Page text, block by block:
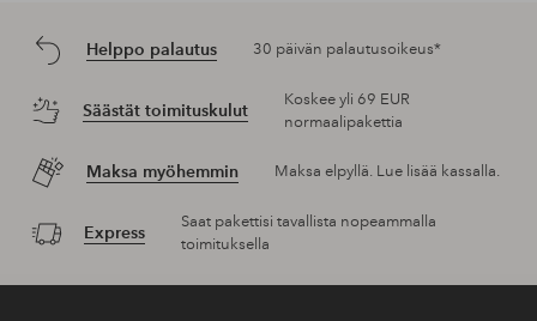
Helppo palautus 30 päivän palautusoikeus*
Säästät toimituskulut
Koskee yli 69 EUR
normaalipakettia
Maksa myöhemmin Maksa elpyllä. Lue lisää kassalla.
Express
Saat pakettisi tavallista nopeammalla
toimituksella